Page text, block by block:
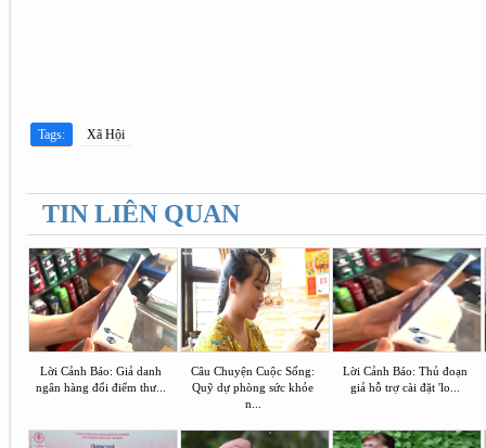
Tags: Xã Hội
TIN LIÊN QUAN
Lời Cảnh Báo: Giả danh
ngân hàng đổi điểm thư...
Câu Chuyện Cuộc Sống:
Quỹ dự phòng sức khỏe
n...
Lời Cảnh Báo: Thủ đoạn
giả hỗ trợ cài đặt 'lo...